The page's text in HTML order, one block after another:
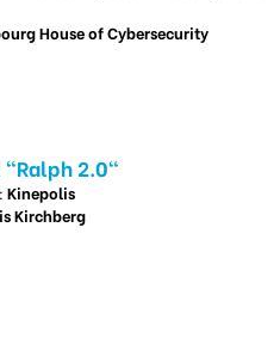
House of Cybersecurity
2.0"
Kinepolis
Kirchberg